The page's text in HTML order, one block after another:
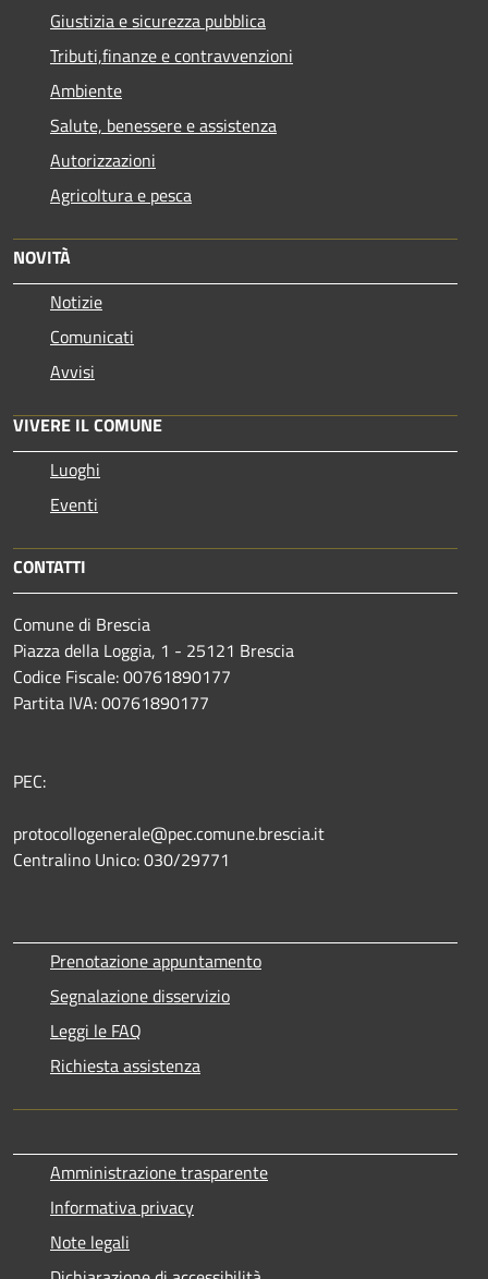
Giustizia e sicurezza pubblica
Tributi,finanze e contravvenzioni
Ambiente
Salute, benessere e assistenza
Autorizzazioni
Agricoltura e pesca
NOVITÀ
Notizie
Comunicati
Avvisi
VIVERE IL COMUNE
Luoghi
Eventi
CONTATTI
Comune di Brescia
Piazza della Loggia, 1 - 25121 Brescia
Codice Fiscale: 00761890177
Partita IVA: 00761890177
PEC:
protocollogenerale@pec.comune.brescia.it
Centralino Unico: 030/29771
Prenotazione appuntamento
Segnalazione disservizio
Leggi le FAQ
Richiesta assistenza
Amministrazione trasparente
Informativa privacy
Note legali